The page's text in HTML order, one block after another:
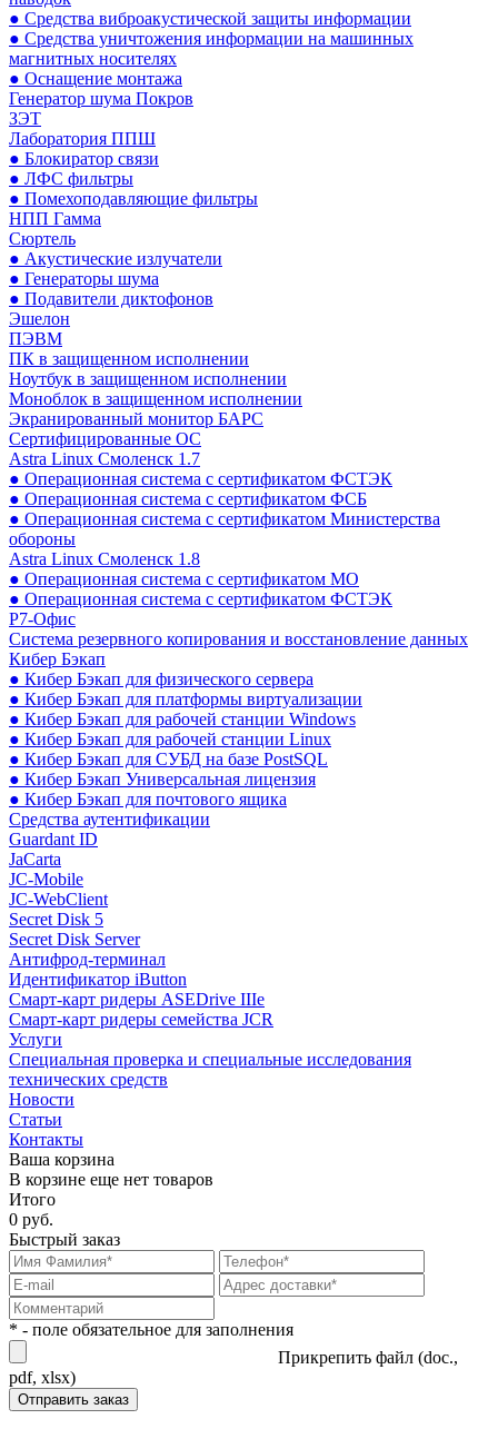
● Средства виброакустической защиты информации
● Средства уничтожения информации на машинных
магнитных носителях
● Оснащение монтажа
Генератор шума Покров
ЗЭТ
Лаборатория ППШ
● Блокиратор связи
● ЛФС фильтры
● Помехоподавляющие фильтры
НПП Гамма
Сюртель
● Акустические излучатели
● Генераторы шума
● Подавители диктофонов
Эшелон
ПЭВМ
ПК в защищенном исполнении
Ноутбук в защищенном исполнении
Моноблок в защищенном исполнении
Экранированный монитор БАРС
Сертифицированные ОС
Astra Linux Смоленск 1.7
● Операционная система с сертификатом ФСТЭК
● Операционная система с сертификатом ФСБ
● Операционная система с сертификатом Министерства
обороны
Astra Linux Смоленск 1.8
● Операционная система с сертификатом МО
● Операционная система с сертификатом ФСТЭК
Р7-Офис
Система резервного копирования и восстановление данных
Кибер Бэкап
● Кибер Бэкап для физического сервера
● Кибер Бэкап для платформы виртуализации
● Кибер Бэкап для рабочей станции Windows
● Кибер Бэкап для рабочей станции Linux
● Кибер Бэкап для СУБД на базе PostSQL
● Кибер Бэкап Универсальная лицензия
● Кибер Бэкап для почтового ящика
Средства аутентификации
Guardant ID
JaCarta
JC-Mobile
JC-WebClient
Secret Disk 5
Secret Disk Server
Антифрод-терминал
Идентификатор iButton
Смарт-карт ридеры ASEDrive IIIe
Смарт-карт ридеры семейства JCR
Услуги
Специальная проверка и специальные исследования
технических средств
Новости
Статьи
Контакты
Ваша корзина
В корзине еще нет товаров
Итого
0 руб.
Быстрый заказ
* - поле обязательное для заполнения
Прикрепить файл (doc.,
pdf, xlsx)